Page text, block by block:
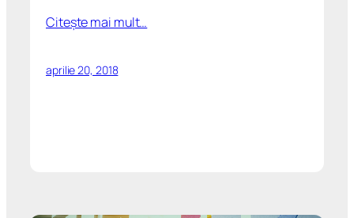
Citeşte mai mult…
aprilie 20, 2018